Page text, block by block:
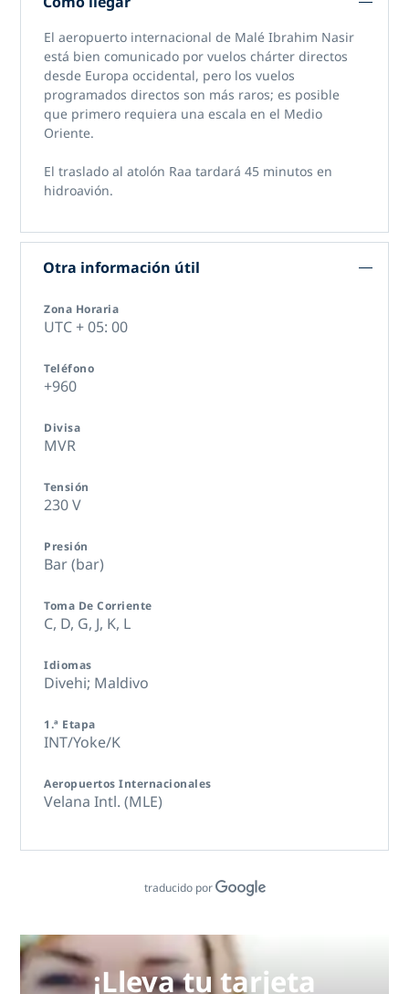
El aeropuerto internacional de Malé Ibrahim Nasir
está bien comunicado por vuelos chárter directos
desde Europa occidental, pero los vuelos
programados directos son más raros; es posible
que primero requiera una escala en el Medio
Oriente.
El traslado al atolón Raa tardará 45 minutos en
hidroavión.
Otra información útil
Zona Horaria
UTC + 05: 00
Teléfono
+960
Divisa
MVR
Tensión
230 V
Presión
Bar (bar)
Toma De Corriente
C, D, G, J, K, L
Idiomas
Divehi; Maldivo
1.ª Etapa
INT/Yoke/K
Aeropuertos Internacionales
Velana Intl. (MLE)
traducido por
¡Lleva tu tarjeta